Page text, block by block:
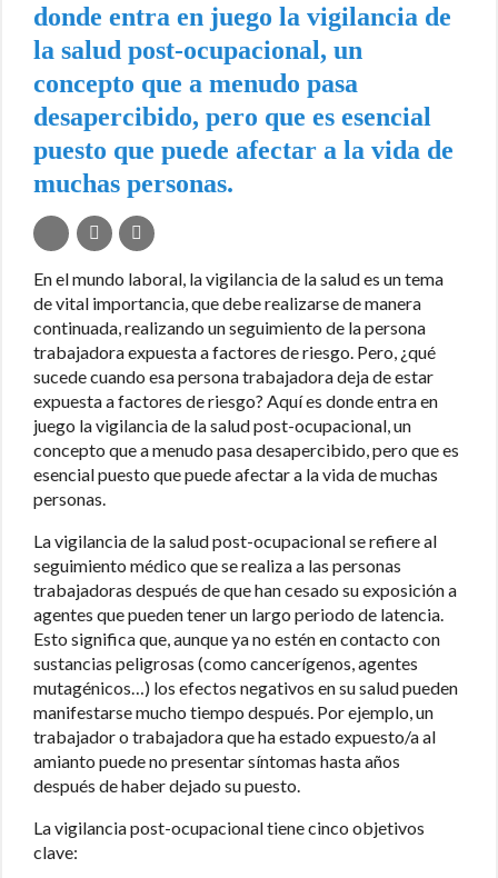
donde entra en juego la vigilancia de
la salud post-ocupacional, un
concepto que a menudo pasa
desapercibido, pero que es esencial
puesto que puede afectar a la vida de
muchas personas.
En el mundo laboral, la vigilancia de la salud es un tema
de vital importancia, que debe realizarse de manera
continuada, realizando un seguimiento de la persona
trabajadora expuesta a factores de riesgo. Pero, ¿qué
sucede cuando esa persona trabajadora deja de estar
expuesta a factores de riesgo? Aquí es donde entra en
juego la vigilancia de la salud post-ocupacional, un
concepto que a menudo pasa desapercibido, pero que es
esencial puesto que puede afectar a la vida de muchas
personas.
La vigilancia de la salud post-ocupacional se refiere al
seguimiento médico que se realiza a las personas
trabajadoras después de que han cesado su exposición a
agentes que pueden tener un largo periodo de latencia.
Esto significa que, aunque ya no estén en contacto con
sustancias peligrosas (como cancerígenos, agentes
mutagénicos…) los efectos negativos en su salud pueden
manifestarse mucho tiempo después. Por ejemplo, un
trabajador o trabajadora que ha estado expuesto/a al
amianto puede no presentar síntomas hasta años
después de haber dejado su puesto.
La vigilancia post-ocupacional tiene cinco objetivos
clave: